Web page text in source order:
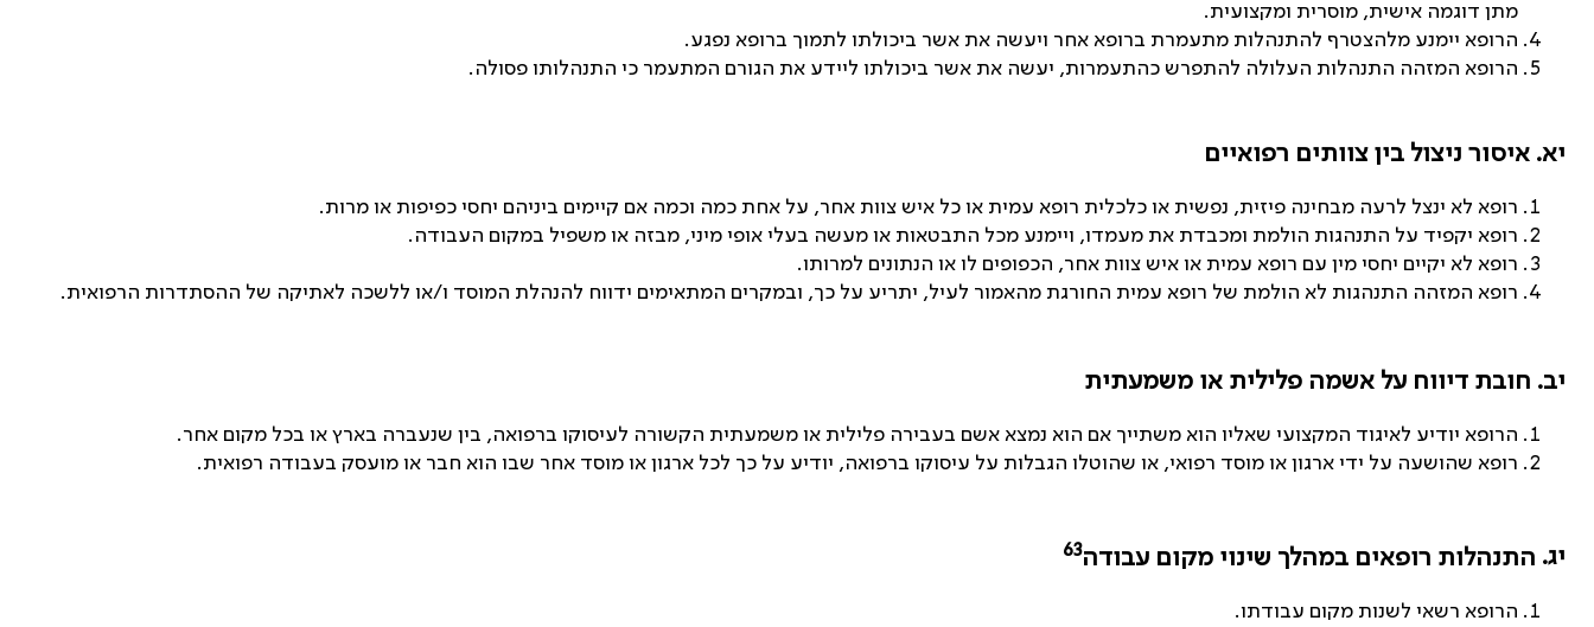
מתן דוגמה אישית, מוסרית ומקצועית.
הרופא יימנע מלהצטרף להתנהלות מתעמרת ברופא אחר ויעשה את אשר ביכולתו לתמוך ברופא נפגע.
הרופא המזהה התנהלות העלולה להתפרש כהתעמרות, יעשה את אשר ביכולתו ליידע את הגורם המתעמר כי התנהלותו פסולה.
יא. איסור ניצול בין צוותים רפואיים
רופא לא ינצל לרעה מבחינה פיזית, נפשית או כלכלית רופא עמית או כל איש צוות אחר, על אחת כמה וכמה אם קיימים ביניהם יחסי כפיפות או מרות.
רופא יקפיד על התנהגות הולמת ומכבדת את מעמדו, ויימנע מכל התבטאות או מעשה בעלי אופי מיני, מבזה או משפיל במקום העבודה.
רופא לא יקיים יחסי מין עם רופא עמית או איש צוות אחר, הכפופים לו או הנתונים למרותו.
רופא המזהה התנהגות לא הולמת של רופא עמית החורגת מהאמור לעיל, יתריע על כך, ובמקרים המתאימים ידווח להנהלת המוסד ו/או ללשכה לאתיקה של ההסתדרות הרפואית.
יב. חובת דיווח על אשמה פלילית או משמעתית
הרופא יודיע לאיגוד המקצועי שאליו הוא משתייך אם הוא נמצא אשם בעבירה פלילית או משמעתית הקשורה לעיסוקו ברפואה, בין שנעברה בארץ או בכל מקום אחר.
רופא שהושעה על ידי ארגון או מוסד רפואי, או שהוטלו הגבלות על עיסוקו ברפואה, יודיע על כך לכל ארגון או מוסד אחר שבו הוא חבר או מועסק בעבודה רפואית.
יג. התנהלות רופאים במהלך שינוי מקום עבודה63
הרופא רשאי לשנות מקום עבודתו.